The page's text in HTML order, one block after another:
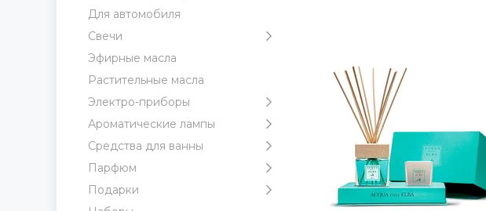
Для автомобиля
Свечи
Эфирные масла
Растительные масла
Электро-приборы
Ароматические лампы
Средства для ванны
Парфюм
Подарки